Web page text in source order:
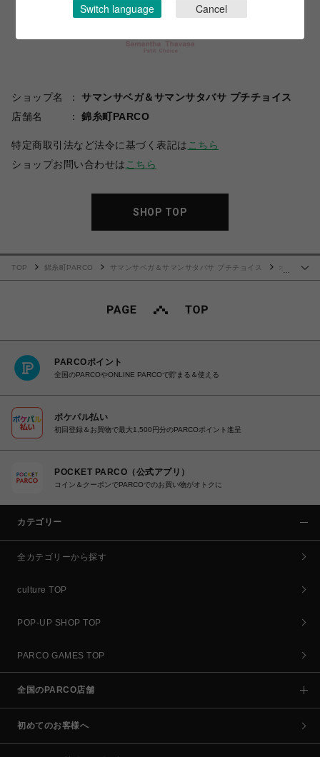
ショップ名
サマンサベガ＆サマンサタバサ プチチョイス
店舗名
錦糸町PARCO
特定商取引法など法令に基づく表記は こちら
ショップお問い合わせは こちら
SHOP TOP
TOP 錦糸町PARCO サマンサベガ＆サマンサタバサ プチチョイス
オ
PARCOポイント
全国のPARCOやONLINE PARCOで貯まる＆使える
ポケパル払い
初回登録＆お買物で最大1,500円分のPARCOポイント進呈
POCKET PARCO（公式アプリ）
コイン＆クーポンでPARCOでのお買い物がオトクに
カテゴリー
全カテゴリーから探す
culture TOP
POP-UP SHOP TOP
PARCO GAMES TOP
全国のPARCO店舗
初めてのお客様へ
Switch language Cancel